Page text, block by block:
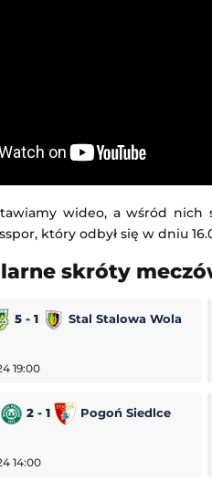
wideo, a wśród
który odbył się w dniu
skróty
5 - 1 Stal Stalowa Wola
19:00
2 - 1 Pogoń Siedlce
14:00